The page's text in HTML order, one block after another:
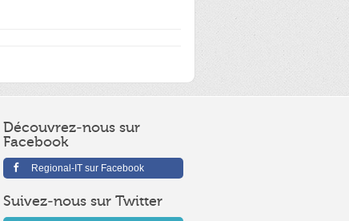
Découvrez-nous sur
Facebook
Regional-IT sur Facebook
Suivez-nous sur Twitter